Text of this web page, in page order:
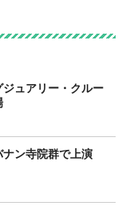
ュアリー・クルー
ン寺院群で上演